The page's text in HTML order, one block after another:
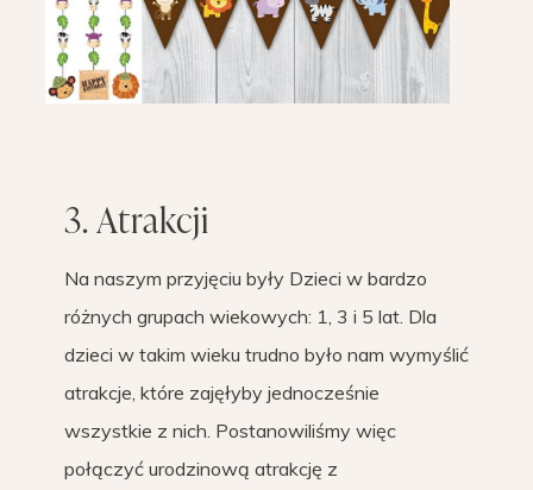
3. Atrakcji
Na naszym przyjęciu były Dzieci w bardzo
różnych grupach wiekowych: 1, 3 i 5 lat. Dla
dzieci w takim wieku trudno było nam wymyślić
atrakcje, które zajęłyby jednocześnie
wszystkie z nich. Postanowiliśmy więc
połączyć urodzinową atrakcję z